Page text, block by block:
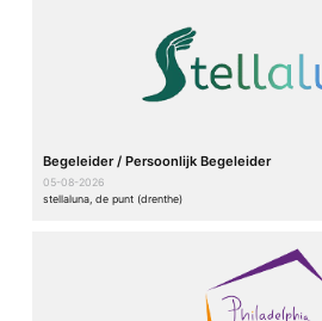
Begeleider / Persoonlijk Begeleider
05-08-2026
stellaluna, de punt (drenthe)